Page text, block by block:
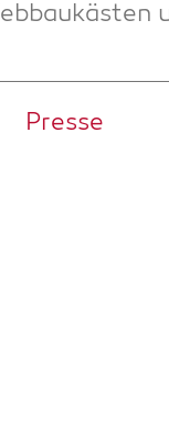
Pres­se